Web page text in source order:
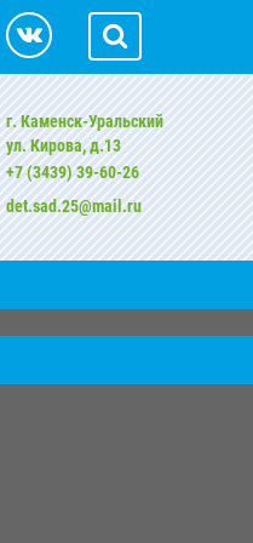
г. Каменск-Уральский
ул. Кирова, д.13
+7 (3439) 39-60-26
det.sad.25@mail.ru